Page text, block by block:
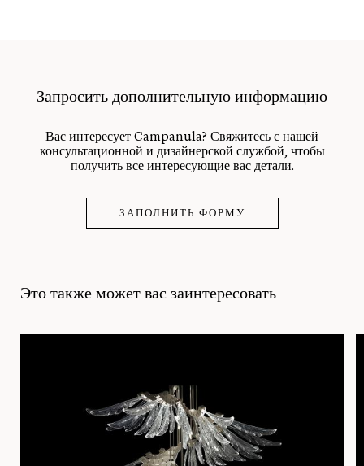
Запросить дополнительную информацию
Вас интересует Campanula? Свяжитесь с нашей
консультационной и дизайнерской службой, чтобы
получить все интересующие вас детали.
ЗАПОЛНИТЬ ФОРМУ
Это также может вас заинтересовать